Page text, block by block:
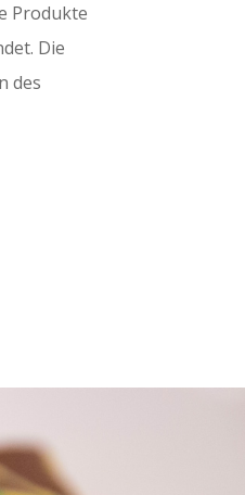
Produkte
Die
des